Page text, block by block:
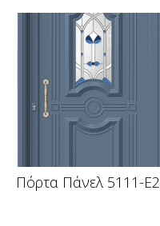
Πόρτα Πάνελ 5111-E2